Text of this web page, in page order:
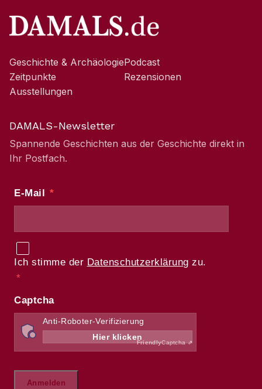
Geschichte & Archäologie
Zeitpunkte
Ausstellungen
Podcast
Rezensionen
DAMALS-Newsletter
Spannende Geschichten aus der Geschichte direkt in
Ihr Postfach.